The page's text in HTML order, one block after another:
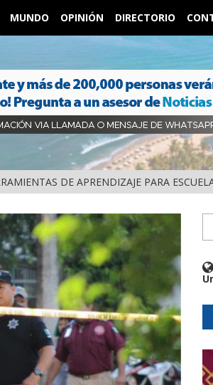
MUNDO OPINIÓN DIRECTORIO
DE APRENDIZAJE PARA